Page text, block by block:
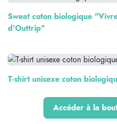
Sweat coton biologique
d'Outtrip"
T-shirt unisexe coton
Accéder à la